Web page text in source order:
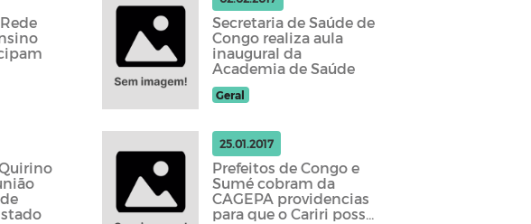
Secretaria de Saúde de
Congo realiza aula
inaugural da
Academia de Saúde
Geral
25.01.2017
Prefeitos de Congo e
Sumé cobram da
CAGEPA providencias
para que o Cariri possa